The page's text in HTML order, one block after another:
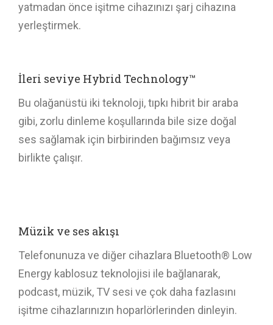
yatmadan önce işitme cihazınızı şarj cihazına
yerleştirmek.
İleri seviye Hybrid Technology™
Bu olağanüstü iki teknoloji, tıpkı hibrit bir araba
gibi, zorlu dinleme koşullarında bile size doğal
ses sağlamak için birbirinden bağımsız veya
birlikte çalışır.
Müzik ve ses akışı
Telefonunuza ve diğer cihazlara Bluetooth® Low
Energy kablosuz teknolojisi ile bağlanarak,
podcast, müzik, TV sesi ve çok daha fazlasını
işitme cihazlarınızın hoparlörlerinden dinleyin.